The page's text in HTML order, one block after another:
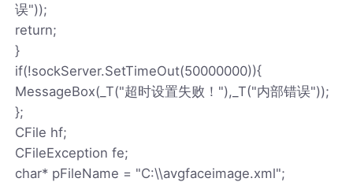
误"));
return;
}
if(!sockServer.SetTimeOut(50000000)){
MessageBox(_T("超时设置失败！"),_T("内部错误"));
};
CFile hf;
CFileException fe;
char* pFileName = "C:\\avgfaceimage.xml";